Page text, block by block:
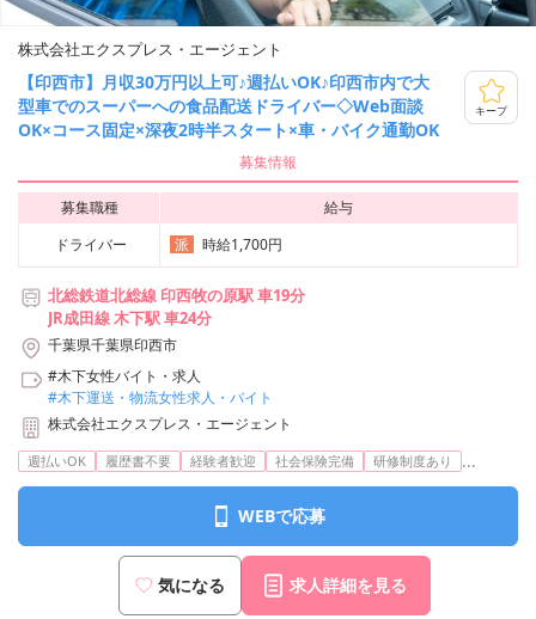
株式会社エクスプレス・エージェント
【印西市】月収30万円以上可♪週払いOK♪印西市内で大
型車でのスーパーへの食品配送ドライバー◇Web面談
OK×コース固定×深夜2時半スタート×車・バイク通勤OK
キープ
募集情報
募集職種
給与
ドライバー
派 時給1,700円
北総鉄道北総線 印西牧の原駅 車19分
JR成田線 木下駅 車24分
千葉県千葉県印西市
#木下女性バイト・求人
#木下運送・物流女性求人・バイト
株式会社エクスプレス・エージェント
週払いOK 履歴書不要 経験者歓迎 社会保険完備 研修制度あり ...
WEBで応募
気になる 求人詳細を見る